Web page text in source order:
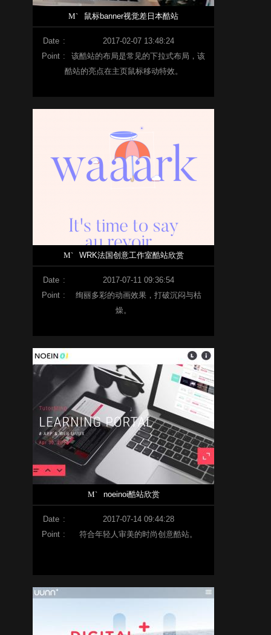
M` 鼠标banner视觉差日本酷站
Date :
2017-02-07 13:48:24
Point :
该酷站的布局是常见的下拉式布局，该
酷站的亮点在主页鼠标移动特效。
M` WRK法国创意工作室酷站欣赏
Date :
2017-07-11 09:36:54
Point :
绚丽多彩的动画效果，打破沉闷与枯
燥。
M` noeinoi酷站欣赏
Date :
2017-07-14 09:44:28
Point : 符合年轻人审美的时尚创意酷站。